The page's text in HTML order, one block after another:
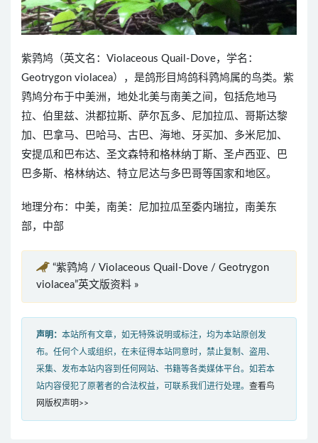
紫鹑鸠（英文名：Violaceous Quail-Dove，学名：
Geotrygon violacea），是鸽形目鸠鸽科鹑鸠属的鸟类。紫
鹑鸠分布于中美洲，地处北美与南美之间，包括危地马
拉、伯里兹、洪都拉斯、萨尔瓦多、尼加拉瓜、哥斯达黎
加、巴拿马、巴哈马、古巴、海地、牙买加、多米尼加、
安提瓜和巴布达、圣文森特和格林纳丁斯、圣卢西亚、巴
巴多斯、格林纳达、特立尼达与多巴哥等国家和地区。
地理分布：中美，南美：尼加拉瓜至委内瑞拉，南美东
部，中部
“紫鹑鸠 / Violaceous Quail-Dove / Geotrygon
violacea”英文版资料 »
声明： 本站所有文章，如无特殊说明或标注，均为本站原创发
布。任何个人或组织，在未征得本站同意时，禁止复制、盗用、
采集、发布本站内容到任何网站、书籍等各类媒体平台。如若本
站内容侵犯了原著者的合法权益，可联系我们进行处理。 查看鸟
网版权声明>>